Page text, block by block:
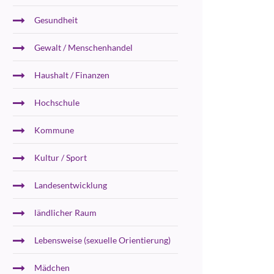
Gesundheit
Gewalt / Menschenhandel
Haushalt / Finanzen
Hochschule
Kommune
Kultur / Sport
Landesentwicklung
ländlicher Raum
Lebensweise (sexuelle Orientierung)
Mädchen